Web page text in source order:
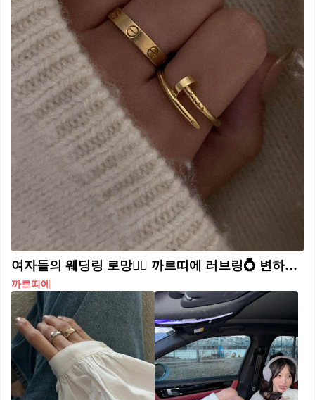
여자들의 웨딩링 로망👰‍♀️ 까르띠에 러브링💍 변하지 않는 사랑을 의미🫰 @갖고싶다
까르띠에